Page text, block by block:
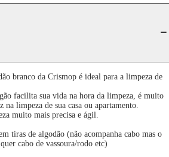
branco da Crismop é ideal para a limpeza de
facilita sua vida na hora da limpeza, é muito
na limpeza de sua casa ou apartamento.
muito mais precisa e ágil.
tiras de algodão (não acompanha cabo mas o
cabo de vassoura/rodo etc)